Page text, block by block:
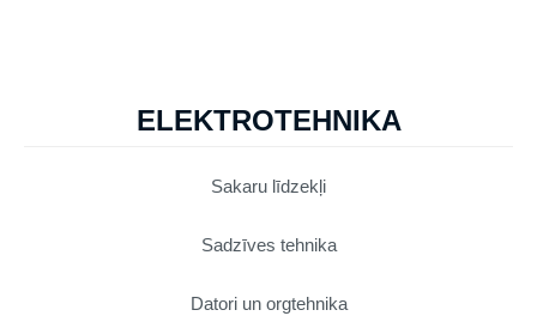
ELEKTROTEHNIKA
Sakaru līdzekļi
Sadzīves tehnika
Datori un orgtehnika